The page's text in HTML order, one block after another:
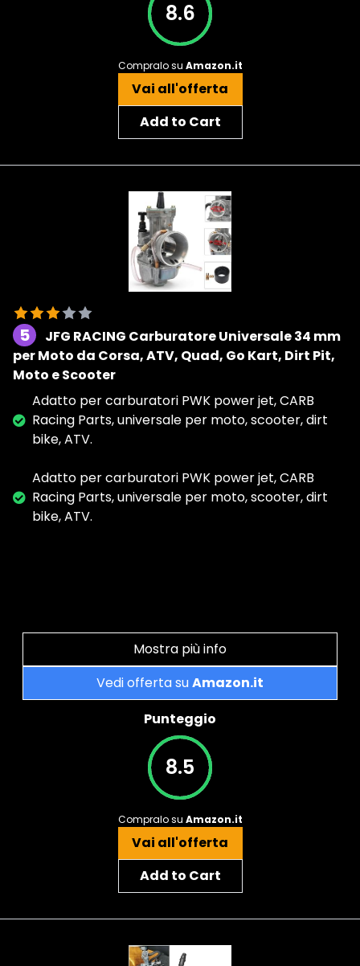
8.6
Compralo su Amazon.it
Vai all'offerta
Add to Cart
5
JFG RACING Carburatore Universale 34 mm
per Moto da Corsa, ATV, Quad, Go Kart, Dirt Pit,
Moto e Scooter
Adatto per carburatori PWK power jet, CARB
Racing Parts, universale per moto, scooter, dirt
bike, ATV.
Adatto per carburatori PWK power jet, CARB
Racing Parts, universale per moto, scooter, dirt
bike, ATV.
Mostra più info
Vedi offerta suAmazon.it
Punteggio
8.5
Compralo su Amazon.it
Vai all'offerta
Add to Cart